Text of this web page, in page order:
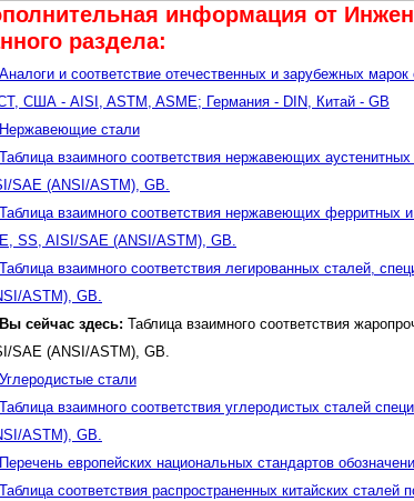
информация от
раздела:
Аналоги и соответствие отечественных и зарубежных
США - AISI, ASTM, ASME; Германия - DIN, Китай - GB
Нержавеющие стали
Таблица взаимного соответствия нержавеющих
SAE (ANSI/ASTM), GB.
Таблица взаимного соответствия нержавеющих ферритных
SS, AISI/SAE (ANSI/ASTM), GB.
Таблица взаимного соответствия легированных сталей,
ASTM), GB.
Вы сейчас здесь: Таблица взаимного соответствия
SAE (ANSI/ASTM), GB.
Углеродистые стали
Таблица взаимного соответствия углеродистых сталей
ASTM), GB.
Перечень европейских национальных стандартов
Таблица соответствия распространенных китайских